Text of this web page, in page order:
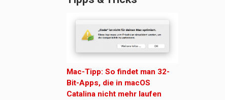
Mac-Tipp: So findet man 32-
Bit-Apps, die in macOS
Catalina nicht mehr laufen